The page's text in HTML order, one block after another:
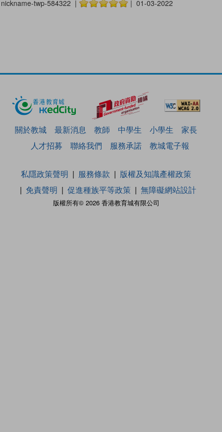
nickname-twp-584322 | | 01-03-2022
關於教城 最新消息 教師 中學生 小學生
家長
人才招募
聯絡我們 服務承諾 教城電子報
版權所有© 2026 香港教育城有限公司
私隱政策聲明 服務條款
版權及知識產權政策
免責聲明
促進種族平等政策 無障礙網站設計